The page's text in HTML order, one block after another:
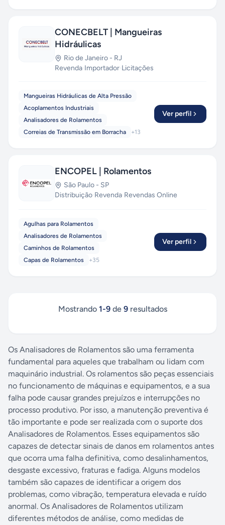
CONECBELT | Mangueiras
Hidráulicas
Rio de Janeiro - RJ
Revenda·Importador·Licitações
Mangueiras Hidráulicas de Alta Pressão
Acoplamentos Industriais
Analisadores de Rolamentos
Correias de Transmissão em Borracha
+13
Ver perfil
ENCOPEL | Rolamentos
São Paulo - SP
Distribuição·Revenda·Revendas Online
Agulhas para Rolamentos
Analisadores de Rolamentos
Caminhos de Rolamentos
Capas de Rolamentos
+35
Ver perfil
Mostrando 1-9de 9resultados
Os Analisadores de Rolamentos são uma ferramenta
fundamental para aqueles que trabalham ou lidam com
maquinário industrial. Os rolamentos são peças essenciais
no funcionamento de máquinas e equipamentos, e a sua
falha pode causar grandes prejuízos e interrupções no
processo produtivo. Por isso, a manutenção preventiva é
tão importante e pode ser realizada com o suporte dos
Analisadores de Rolamentos. Esses equipamentos são
capazes de detectar sinais de danos em rolamentos antes
que ocorra uma falha definitiva, como desalinhamentos,
desgaste excessivo, fraturas e fadiga. Alguns modelos
também são capazes de identificar a origem dos
problemas, como vibração, temperatura elevada e ruído
anormal. Os Analisadores de Rolamentos utilizam
diferentes métodos de análise, como medidas de